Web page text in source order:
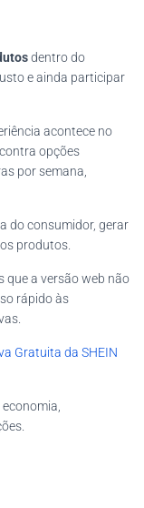
dentro do
e ainda participar
acontece no
opções
por semana,
do consumidor, gerar
produtos.
que a versão web não
rápido às
Gratuita da SHEIN